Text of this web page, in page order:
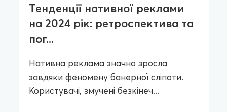
Тенденції нативної реклами
на 2024 рік: ретроспектива та
пог...
Нативна реклама значно зросла
завдяки феномену банерної сліпоти.
Користувачі, змучені безкінеч...